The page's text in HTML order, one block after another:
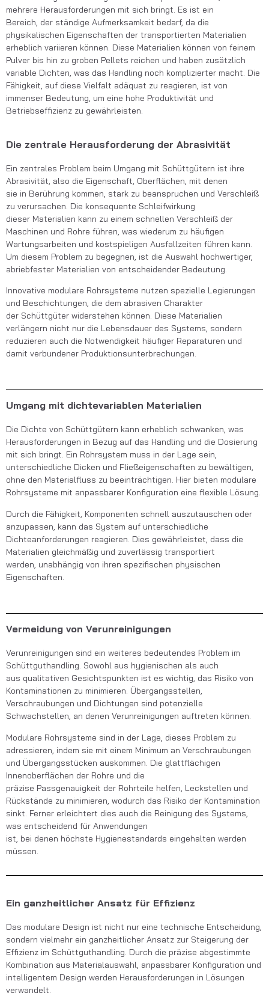
mehrere Herausforderungen mit sich bringt. Es ist ein
Bereich, der ständige Aufmerksamkeit bedarf, da die
physikalischen Eigenschaften der transportierten Materialien
erheblich variieren können. Diese Materialien können von feinem
Pulver bis hin zu groben Pellets reichen und haben zusätzlich
variable Dichten, was das Handling noch komplizierter macht. Die
Fähigkeit, auf diese Vielfalt adäquat zu reagieren, ist von
immenser Bedeutung, um eine hohe Produktivität und
Betriebseffizienz zu gewährleisten.
Die zentrale Herausforderung der Abrasivität
Ein zentrales Problem beim Umgang mit Schüttgütern ist ihre
Abrasivität , also die Eigenschaft, Oberflächen, mit denen
sie in Berührung kommen, stark zu beanspruchen und Verschleiß
zu verursachen. Die konsequente Schleifwirkung
dieser Materialien kann zu einem schnellen Verschleiß der
Maschinen und Rohre führen, was wiederum zu häufigen
Wartungsarbeiten und kostspieligen Ausfallzeiten führen kann.
Um diesem Problem zu begegnen, ist die Auswahl hochwertiger,
abriebfester Materialien von entscheidender Bedeutung.
Innovative modulare Rohrsysteme nutzen spezielle Legierungen
und Beschichtungen, die dem abrasiven Charakter
der Schüttgüter widerstehen können. Diese Materialien
verlängern nicht nur die Lebensdauer des Systems, sondern
reduzieren auch die Notwendigkeit häufiger Reparaturen und
damit verbundener Produktionsunterbrechungen.
Umgang mit dichtevariablen Materialien
Die Dichte von Schüttgütern kann erheblich schwanken, was
Herausforderungen in Bezug auf das Handling und die Dosierung
mit sich bringt. Ein Rohrsystem muss in der Lage sein,
unterschiedliche Dicken und Fließeigenschaften zu bewältigen,
ohne den Materialfluss zu beeinträchtigen. Hier bieten modulare
Rohrsysteme mit anpassbarer Konfiguration eine flexible Lösung.
Durch die Fähigkeit, Komponenten schnell auszutauschen oder
anzupassen, kann das System auf unterschiedliche
Dichteanforderungen reagieren. Dies gewährleistet, dass die
Materialien gleichmäßig und zuverlässig transportiert
werden, unabhängig von ihren spezifischen physischen
Eigenschaften.
Vermeidung von Verunreinigungen
Verunreinigungen sind ein weiteres bedeutendes Problem im
Schüttguthandling. Sowohl aus hygienischen als auch
aus qualitativen Gesichtspunkten ist es wichtig, das Risiko von
Kontaminationen zu minimieren. Übergangsstellen,
Verschraubungen und Dichtungen sind potenzielle
Schwachstellen, an denen Verunreinigungen auftreten können.
Modulare Rohrsysteme sind in der Lage, dieses Problem zu
adressieren, indem sie mit einem Minimum an Verschraubungen
und Übergangsstücken auskommen. Die glattflächigen
Innenoberflächen der Rohre und die
präzise Passgenauigkeit der Rohrteile helfen, Leckstellen und
Rückstände zu minimieren, wodurch das Risiko der Kontamination
sinkt. Ferner erleichtert dies auch die Reinigung des Systems,
was entscheidend für Anwendungen
ist, bei denen höchste Hygienestandards eingehalten werden
müssen.
Ein ganzheitlicher Ansatz für Effizienz
Das modulare Design ist nicht nur eine technische Entscheidung,
sondern vielmehr ein ganzheitlicher Ansatz zur Steigerung der
Effizienz im Schüttguthandling. Durch die präzise abgestimmte
Kombination aus Materialauswahl, anpassbarer Konfiguration und
intelligentem Design werden Herausforderungen in Lösungen
verwandelt.